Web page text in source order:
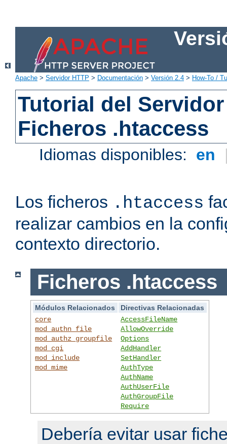
Apache > Servidor HTTP > Documentación > Versión 2.4 > How-To /
Tutorial del
Ficheros .htaccess
Idiomas disponibles: en
Los ficheros .htaccess
realizar cambios en la
contexto directorio.
Ficheros .htaccess
Módulos Relacionados
Directivas Relacionadas
core
mod_authn_file
mod_authz_groupfile
mod_cgi
mod_include
mod_mime
AccessFileName
AllowOverride
Options
AddHandler
SetHandler
AuthType
AuthName
AuthUserFile
AuthGroupFile
Require
Debería evitar usar